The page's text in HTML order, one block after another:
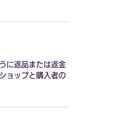
に返品または返金
ョップと購入者の